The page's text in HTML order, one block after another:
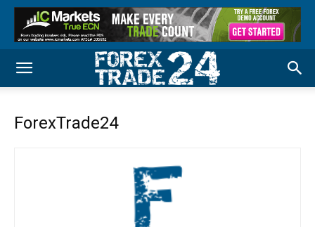
ForexTrade24